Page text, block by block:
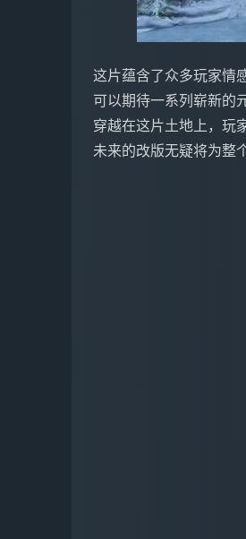
这片蕴含了众多玩家情
可以期待一系列崭新的
穿越在这片土地上，玩
未来的改版无疑将为整